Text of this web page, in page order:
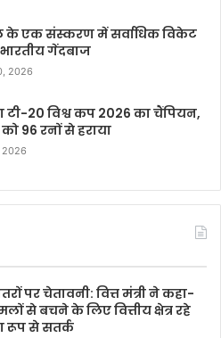
एक संस्करण में सर्वाधिक विकेट
गेंदबाज
2026
टी-20 विश्व कप 2026 का चैंपियन,
96 रनों से हराया
2026
पर चेतावनी: वित्त मंत्री ने कहा-
से बचने के लिए वित्तीय क्षेत्र रहे
रूप से सतर्क